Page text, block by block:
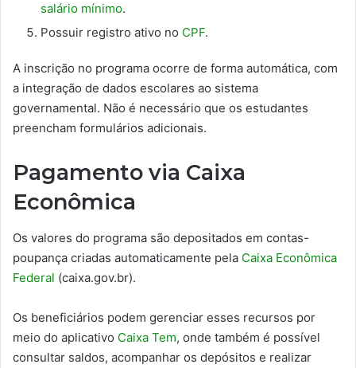
salário mínimo.
Possuir registro ativo no CPF.
A inscrição no programa ocorre de forma automática, com
a integração de dados escolares ao sistema
governamental. Não é necessário que os estudantes
preencham formulários adicionais.
Pagamento via Caixa
Econômica
Os valores do programa são depositados em contas-
poupança criadas automaticamente pela Caixa Econômica
Federal (caixa.gov.br).
Os beneficiários podem gerenciar esses recursos por
meio do aplicativo Caixa Tem, onde também é possível
consultar saldos, acompanhar os depósitos e realizar